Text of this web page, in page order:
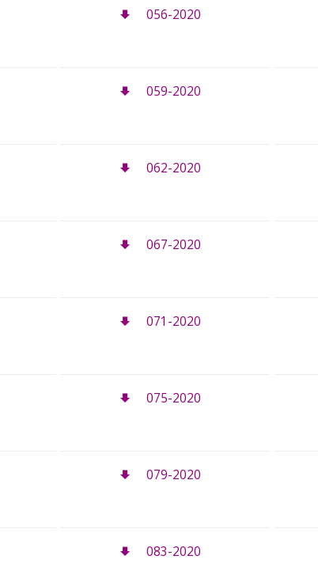
056-2020
059-2020
062-2020
067-2020
071-2020
075-2020
079-2020
083-2020